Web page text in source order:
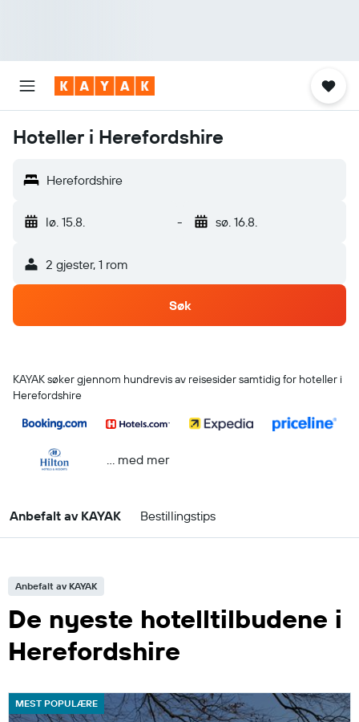
Hoteller i Herefordshire
Herefordshire
lø. 15.8. - sø. 16.8.
2 gjester, 1 rom
Søk
KAYAK søker gjennom hundrevis av reisesider samtidig for hoteller i
Herefordshire
… med mer
Anbefalt av KAYAK Bestillingstips
Anbefalt av KAYAK
De nyeste hotelltilbudene i
Herefordshire
MEST POPULÆRE